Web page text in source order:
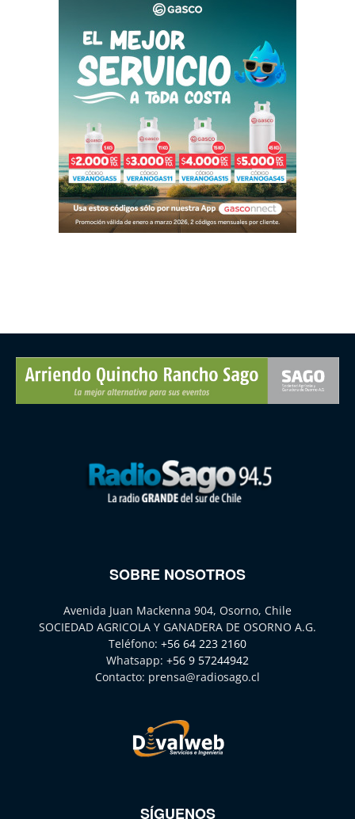
SOBRE NOSOTROS
Avenida Juan Mackenna 904, Osorno, Chile
SOCIEDAD AGRICOLA Y GANADERA DE OSORNO A.G.
Teléfono: +56 64 223 2160
Whatsapp: +56 9 57244942
Contacto: prensa@radiosago.cl
SÍGUENOS